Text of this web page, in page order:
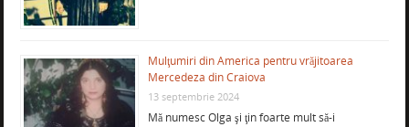
Mulţumiri din America pentru vrăjitoarea
Mercedeza din Craiova
13 septembrie 2024
Mă numesc Olga şi ţin foarte mult să-i